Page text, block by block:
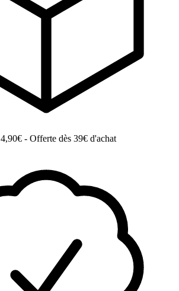
4,90€ - Offerte dès 39€ d'achat